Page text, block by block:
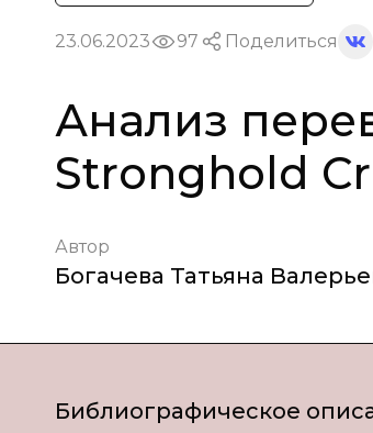
23.06.2023 97 Поделиться
Анализ
Stronghold
Автор
Богачева Татьяна
Библиографическое